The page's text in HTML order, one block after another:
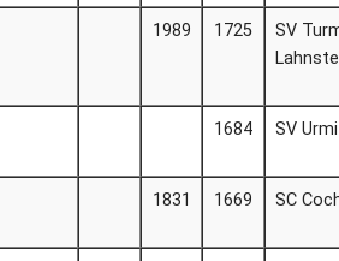
1989 1725
SV
1684 SV
1831 1669 SC